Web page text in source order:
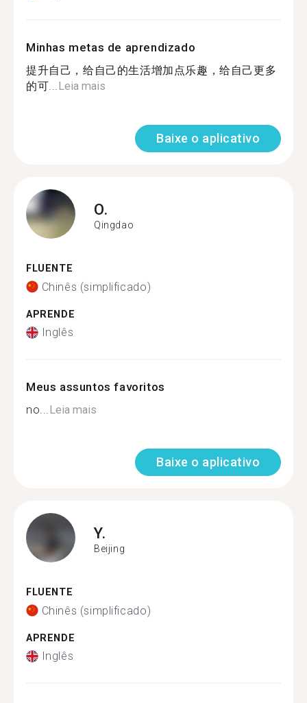
Minhas metas de aprendizado
提升自己，给自己的生活增加点乐趣，给自己更多
的可...Leia mais
Baixe o aplicativo
O.
Qingdao
FLUENTE
Chinês (simplificado)
APRENDE
Inglês
Meus assuntos favoritos
no...Leia mais
Baixe o aplicativo
Y.
Beijing
FLUENTE
Chinês (simplificado)
APRENDE
Inglês